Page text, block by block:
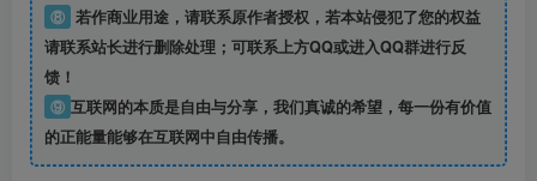
⑧ 若作商业用途，请联系原作者授权，若本站侵犯了您的权益
请联系站长进行删除处理；可联系上方QQ或进入QQ群进行反
馈！
⑨ 互联网的本质是自由与分享，我们真诚的希望，每一份有价值
的正能量能够在互联网中自由传播。